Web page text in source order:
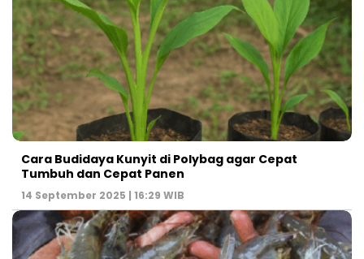
Cara Budidaya Kunyit di Polybag agar Cepat
Tumbuh dan Cepat Panen
14 September 2025 | 16:29 WIB